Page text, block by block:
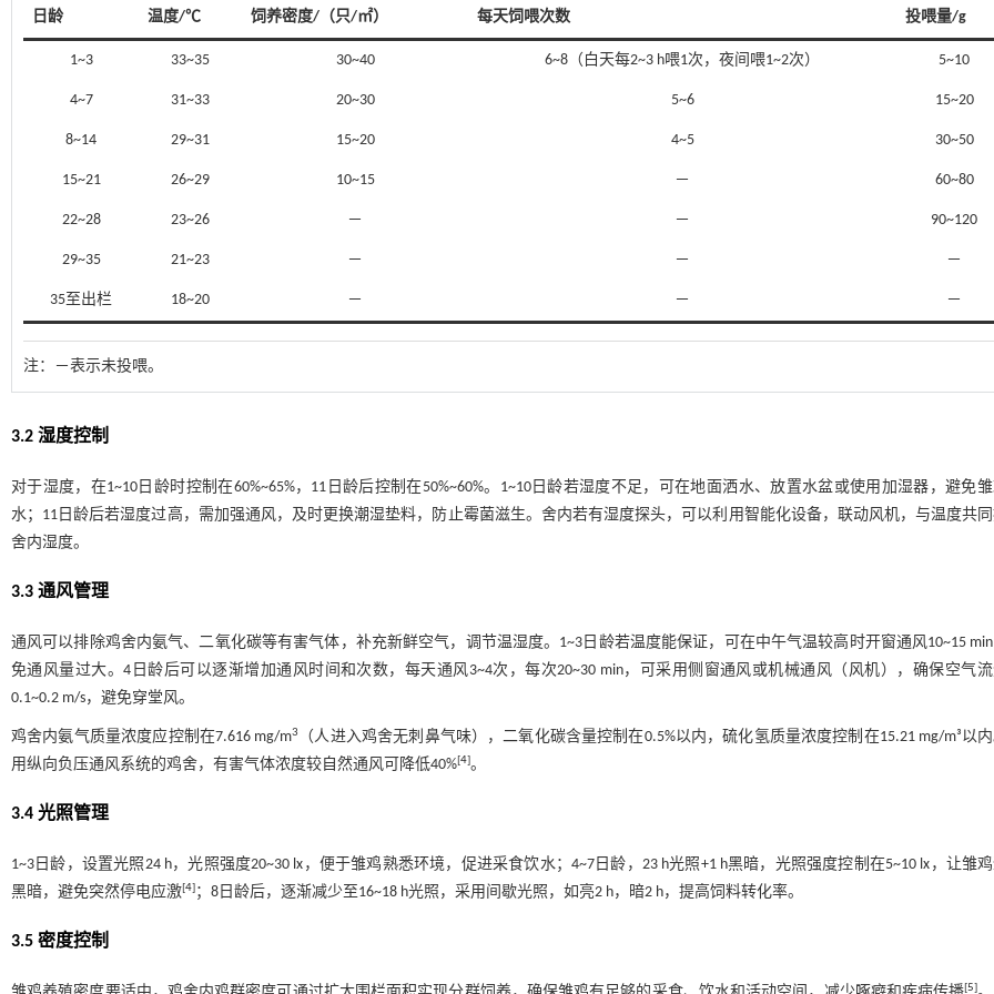
日龄 温度/℃ 饲养密度/（只/㎡） 每天饲喂次数 投喂量/g
1~3 33~35 30~40 6~8（白天每2~3 h喂1次，夜间喂1~2次） 5~10
4~7 31~33 20~30 5~6 15~20
8~14 29~31 15~20 4~5 30~50
15~21 26~29 10~15 － 60~80
22~28 23~26 － － 90~120
29~35 21~23 － － －
35至出栏 18~20 － － －
注： －表示未投喂。
3.2 湿度控制
对于湿度，在1~10日龄时控制在60%~65%，11日龄后控制在50%~60%。1~10日龄若湿度不足，可在地面洒水、放置水盆或使用加湿器，避免
水；11日龄后若湿度过高，需加强通风，及时更换潮湿垫料，防止霉菌滋生。舍内若有湿度探头，可以利用智能化设备，联动风机，与温度共
舍内湿度。
3.3 通风管理
通风可以排除鸡舍内氨气、二氧化碳等有害气体，补充新鲜空气，调节温湿度。1~3日龄若温度能保证，可在中午气温较高时开窗通风10~15
免通风量过大。4日龄后可以逐渐增加通风时间和次数，每天通风3~4次，每次20~30 min，可采用侧窗通风或机械通风（风机），确保空气
0.1~0.2 m/s，避免穿堂风。
鸡舍内氨气质量浓度应控制在7.616 mg/m3
（人进入鸡舍无刺鼻气味），二氧化碳含量控制在0.5%以内，硫化氢质量浓度控制在15.21 mg/m³以
用纵向负压通风系统的鸡舍，有害气体浓度较自然通风可降低40%[4]。
3.4 光照管理
1~3日龄，设置光照24 h，光照强度20~30 lx，便于雏鸡熟悉环境，促进采食饮水；4~7日龄，23 h光照+1 h黑暗，光照强度控制在5~10 lx，让雏
黑暗，避免突然停电应激[4] ；8日龄后，逐渐减少至16~18 h光照，采用间歇光照，如亮2 h，暗2 h，提高饲料转化率。
3.5 密度控制
[5]